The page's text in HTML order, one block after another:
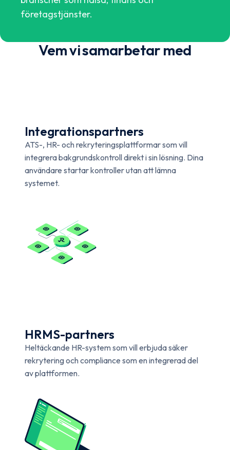
företagstjänster.
Vem vi samarbetar med
Integrationspartners
ATS-, HR- och rekryteringsplattformar som vill
integrera bakgrundskontroll direkt i sin lösning. Dina
användare startar kontroller utan att lämna
systemet.
HRMS-partners
Heltäckande HR-system som vill erbjuda säker
rekrytering och compliance som en integrerad del
av plattformen.